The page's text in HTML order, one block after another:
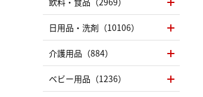
日用品・洗剤（10106）
介護用品（884）
ベビー用品（1236）